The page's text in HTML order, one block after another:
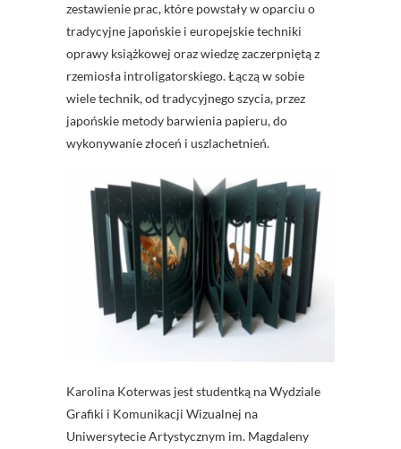
zestawienie prac, które powstały w oparciu o
tradycyjne japońskie i europejskie techniki
oprawy książkowej oraz wiedzę zaczerpniętą z
rzemiosła introligatorskiego. Łączą w sobie
wiele technik, od tradycyjnego szycia, przez
japońskie metody barwienia papieru, do
wykonywanie złoceń i uszlachetnień.
Karolina Koterwas jest studentką na Wydziale
Grafiki i Komunikacji Wizualnej na
Uniwersytecie Artystycznym im. Magdaleny